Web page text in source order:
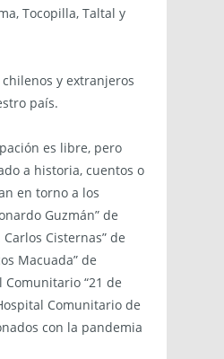
Tocopilla, Taltal y
y extranjeros
país.
es libre, pero
a historia, cuentos o
en torno a los
Guzmán” de
Cisternas” de
Macuada” de
Comunitario “21 de
Comunitario de
con la pandemia